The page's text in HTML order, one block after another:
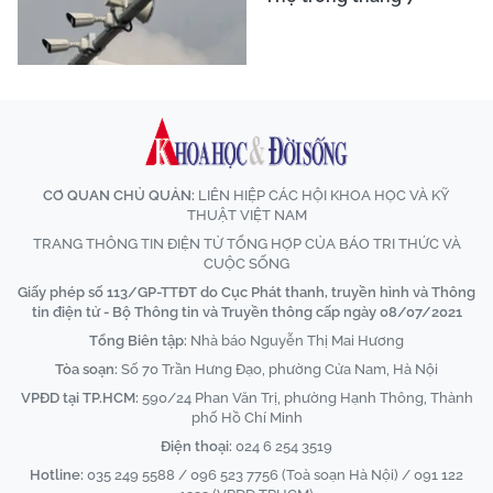
CƠ QUAN CHỦ QUẢN: LIÊN HIỆP CÁC HỘI KHOA HỌC VÀ KỸ
THUẬT VIỆT NAM
TRANG THÔNG TIN ĐIỆN TỬ TỔNG HỢP CỦA BÁO TRI THỨC VÀ
CUỘC SỐNG
Giấy phép số 113/GP-TTĐT do Cục Phát thanh, truyền hình và Thông
tin điện tử - Bộ Thông tin và Truyền thông cấp ngày 08/07/2021
Tổng Biên tập: Nhà báo Nguyễn Thị Mai Hương
Tòa soạn: Số 70 Trần Hưng Đạo, phường Cửa Nam, Hà Nội
VPĐD tại TP.HCM: 590/24 Phan Văn Trị, phường Hạnh Thông, Thành
phố Hồ Chí Minh
Điện thoại: 024 6 254 3519
Hotline: 035 249 5588 / 096 523 7756 (Toà soạn Hà Nội) / 091 122